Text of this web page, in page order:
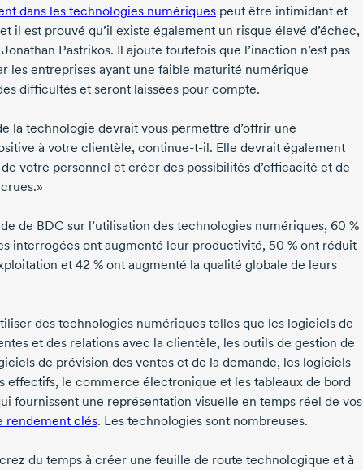
dans les technologies numériques peut être intimidant et
il est prouvé qu’il existe également un risque élevé d’échec,
Jonathan Pastrikos. Il ajoute toutefois que l’inaction n’est pas
les entreprises ayant une faible maturité numérique
difficultés et seront laissées pour compte.
la technologie devrait vous permettre d’offrir une
à votre clientèle, continue-t-il. Elle devrait également
votre personnel et créer des possibilités d’efficacité et de
de BDC sur l’utilisation des technologies numériques, 60 %
interrogées ont augmenté leur productivité, 50 % ont réduit
et 42 % ont augmenté la qualité globale de leurs
des technologies numériques telles que les logiciels de
et des relations avec la clientèle, les outils de gestion de
de prévision des ventes et de la demande, les logiciels
effectifs, le commerce électronique et les tableaux de bord
fournissent une représentation visuelle en temps réel de vos
rendement clés. Les technologies sont nombreuses.
du temps à créer une feuille de route technologique et à